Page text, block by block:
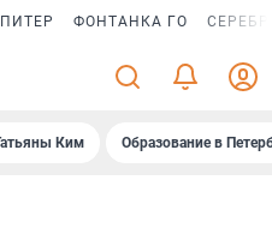
ФОНТАНКА ГО
Ким Образование в